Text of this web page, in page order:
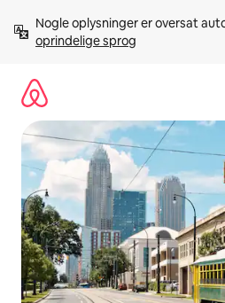
videre
Nogle oplysninger er oversat
oprindelige sprog